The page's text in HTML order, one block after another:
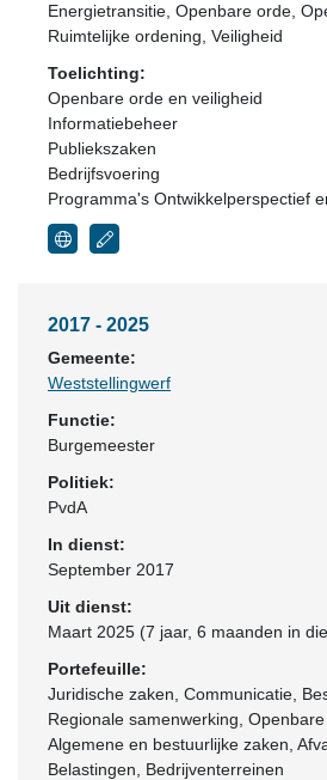
Energietransitie, Openbare orde,
Ruimtelijke ordening, Veiligheid
Toelichting:
Openbare orde en veiligheid
Informatiebeheer
Publiekszaken
Bedrijfsvoering
Programma's Ontwikkelperspectief
2017 - 2025
Gemeente:
Weststellingwerf
Functie:
Burgemeester
Politiek:
PvdA
In dienst:
September 2017
Uit dienst:
Maart 2025 (7 jaar, 6 maanden in
Portefeuille:
Juridische zaken, Communicatie,
Regionale samenwerking, Openbare
Algemene en bestuurlijke zaken,
Belastingen, Bedrijventerreinen